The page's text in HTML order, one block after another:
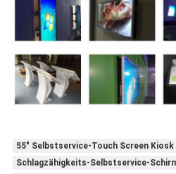
55" Selbstservice-Touch Screen Kiosk
Schlagzähigkeits-Selbstservice-